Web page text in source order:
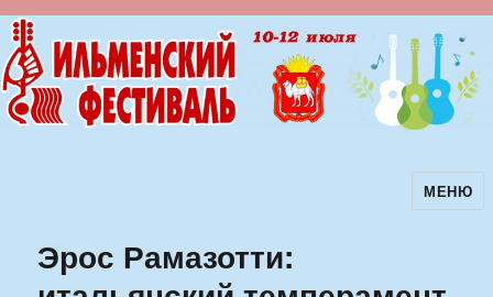
Ильменский фестиваль авторскойМЕНЮ
Эрос Рамазотти: